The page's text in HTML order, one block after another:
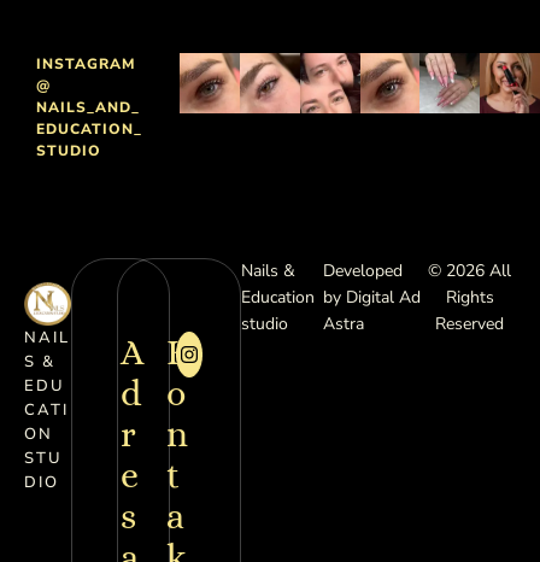
INSTAGRAM
@
NAILS_AND_
EDUCATION_
STUDIO
A
d
r
e
s
NAIL
S &
EDU
CATI
ON
STU
DIO
K
o
n
t
a
Nails &
Education
studio
Developed
by Digital Ad
Astra
© 2026 All
Rights
Reserved